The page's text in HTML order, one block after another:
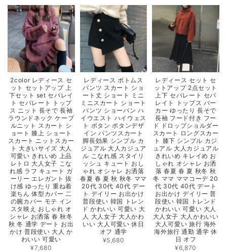
2color レディース セ
ット セットアップ 上
下セット set セパレイ
ト セパレート トップ
ス ニット 長そで 長袖
ラウンドネック ケーブ
ルニット スカート シ
ョート 膝上 ショート
スカート ニットスカー
ト 大きいサイズ 大人
可愛い きれいめ 上品
レトロ 大人女子 こな
れ感 ラフ キュート ガ
ーリー エレガント 抜
け感 ゆったり 重ね着
楽ちん 体型カバー 二
の腕カバー モテ イン
スタ映え おしゃれ オ
シャレ お洒落 春 秋冬
秋 冬 通学 デート お出
かけ 普段使い 大人 か
わいい 可愛い
¥7,680
レディース ボトムス
パンツ スカート ショ
ート丈 ショート ミニ
ミニスカート ショート
パンツ ショーパン ハ
イウエスト ハイウェス
ト ボタン ボタンデザ
イン パンツスカート
脚長効果 シンプル カ
ジュアル 大人カジュア
ル こなれ感 スタイリ
ッシュ キュート おし
ゃれ オシャレ お洒落
春夏 春 夏 秋 秋冬 ママ
20代 30代 40代 デー
ト デイリー お出かけ
普段使い 韓国 トレン
ド かわいい 可愛い 大
人 大人女子 大人かわ
いい 大人可愛い 休日
オフ 通学
¥5,680
レディース セット セ
ットアップ 2点セット
上下 セパレート セパ
レイト トップス パー
カー ゆったり 長そで
長袖 フード付き フー
ド ドロップショルダー
スカート ロングスカー
ト 膝下 シンプル カジ
ュアル 大人カジュアル
きれいめ キレイめ お
しゃれ オシャレ お洒
落 春夏 春 夏 秋冬 秋
冬 ママ ママコーデ 20
代 30代 40代 デート
お出かけ デイリー 普
段使い 韓国 トレンド
かわいい 可愛い 大人
大人女子 大人かわいい
大人可愛い 旅行 海外
海外旅行 通勤 通学 休
日 オフ
¥6,870